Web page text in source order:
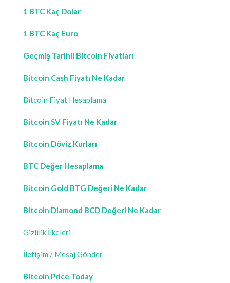
1 BTC Kaç Dolar
1 BTC Kaç Euro
Geçmiş Tarihli Bitcoin Fiyatları
Bitcoin Cash Fiyatı Ne Kadar
Bitcoin Fiyat Hesaplama
Bitcoin SV Fiyatı Ne Kadar
Bitcoin Döviz Kurları
BTC Değer Hesaplama
Bitcoin Gold BTG Değeri Ne Kadar
Bitcoin Diamond BCD Değeri Ne Kadar
Gizlilik İlkeleri
İletişim / Mesaj Gönder
Bitcoin Price Today